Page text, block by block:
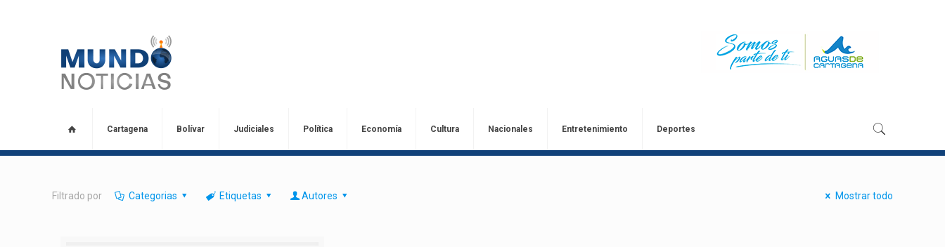
Cartagena Bolívar Judiciales Política Economía Cultura Nacionales Entretenimiento Deportes
Filtrado por Categorias Etiquetas Autores Mostrar todo